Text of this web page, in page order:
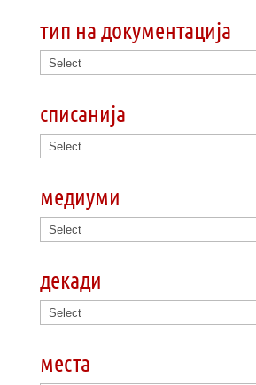
тип на документација
списанија
медиуми
декади
места